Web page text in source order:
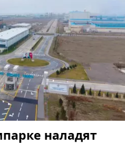
наладят